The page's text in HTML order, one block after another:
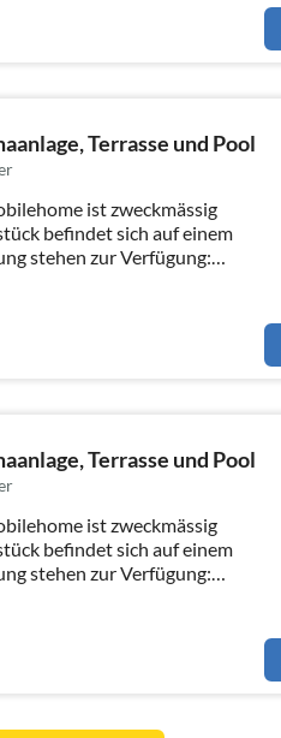
Terrasse und Pool
ist zweckmässig
befindet sich auf einem
stehen zur Verfügung:
Terrasse und Pool
ist zweckmässig
befindet sich auf einem
stehen zur Verfügung: